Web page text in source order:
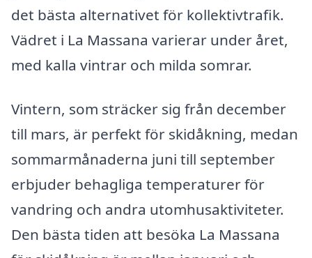
det bästa alternativet för kollektivtrafik.
Vädret i La Massana varierar under året,
med kalla vintrar och milda somrar.
Vintern, som sträcker sig från december
till mars, är perfekt för skidåkning, medan
sommarmånaderna juni till september
erbjuder behagliga temperaturer för
vandring och andra utomhusaktiviteter.
Den bästa tiden att besöka La Massana